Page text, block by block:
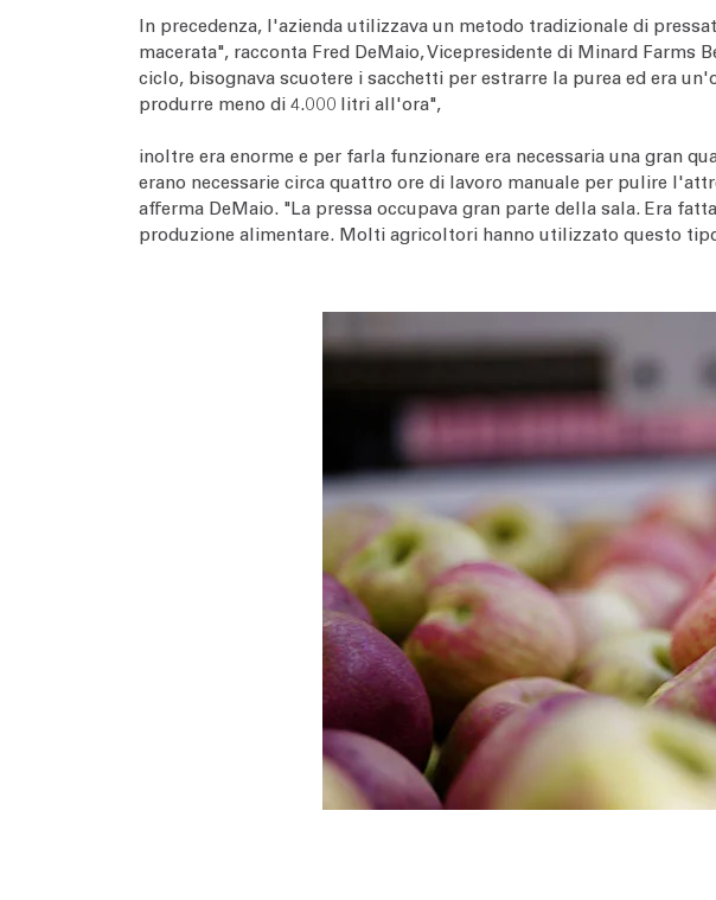
In precedenza, l'azienda utilizzava un metodo tradizionale di
macerata", racconta Fred DeMaio, Vicepresidente di Minard
ciclo, bisognava scuotere i sacchetti per estrarre la purea ed era
produrre meno di 4.000 litri all'ora",
inoltre era enorme e per farla funzionare era necessaria una gran
erano necessarie circa quattro ore di lavoro manuale per pulire
afferma DeMaio. "La pressa occupava gran parte della sala. Era
produzione alimentare. Molti agricoltori hanno utilizzato questo